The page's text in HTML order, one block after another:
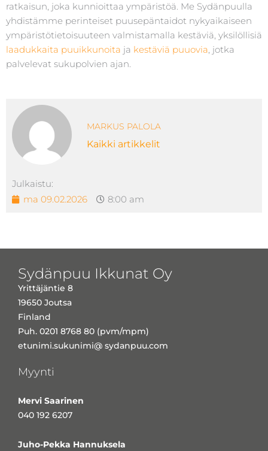
ratkaisun, joka kunnioittaa ympäristöä. Me Sydänpuulla
yhdistämme perinteiset puusepäntaidot nykyaikaiseen
ympäristötietoisuuteen valmistamalla kestäviä, yksilöllisiä
laadukkaita puuikkunoita ja kestäviä puuovia, jotka
palvelevat sukupolvien ajan.
MARKUS PALOLA
Kaikki artikkelit
Julkaistu:
ma 09.02.2026
8:00 am
Sydänpuu Ikkunat Oy
Yrittäjäntie 8
19650 Joutsa
Finland
Puh. 0201 8768 80 (pvm/mpm)
etunimi.sukunimi@ sydanpuu.com
Myynti
Mervi Saarinen
040 192 6207
Juho-Pekka Hannuksela